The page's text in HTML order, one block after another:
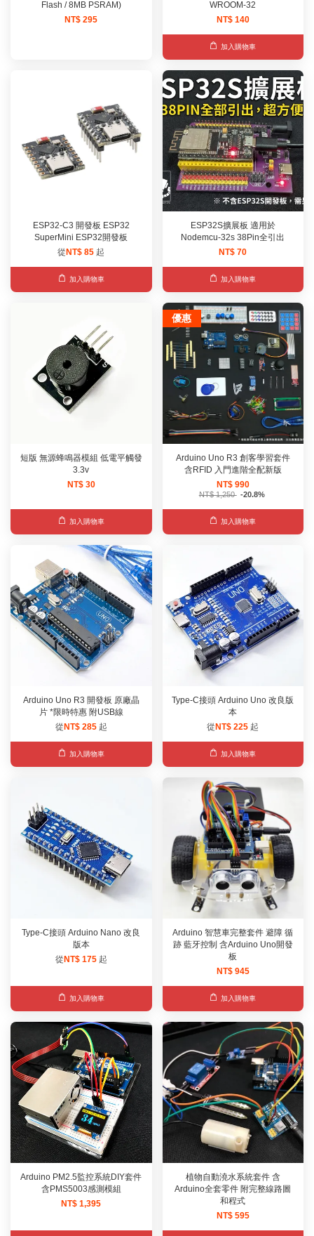
Flash / 8MB PSRAM)
NT$ 295
WROOM-32
NT$ 140
加入購物車
ESP32-C3 開發板 ESP32
SuperMini ESP32開發板
從NT$ 85 起
加入購物車
ESP32S擴展板 適用於
Nodemcu-32s 38Pin全引出
NT$ 70
加入購物車
短版 無源蜂鳴器模組 低電平觸發
3.3v
NT$ 30
加入購物車
優惠
Arduino Uno R3 創客學習套件
含RFID 入門進階全配新版
NT$ 990
NT$ 1,250 -20.8%
加入購物車
Arduino Uno R3 開發板 原廠晶
片 *限時特惠 附USB線
從NT$ 285 起
加入購物車
Type-C接頭 Arduino Uno 改良版
本
從NT$ 225 起
加入購物車
Type-C接頭 Arduino Nano 改良
版本
從NT$ 175 起
加入購物車
Arduino 智慧車完整套件 避障 循
跡 藍牙控制 含Arduino Uno開發
板
NT$ 945
加入購物車
Arduino PM2.5監控系統DIY套件
含PMS5003感測模組
NT$ 1,395
植物自動澆水系統套件 含
Arduino全套零件 附完整線路圖
和程式
NT$ 595